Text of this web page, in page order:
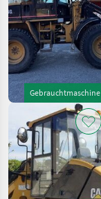
Gebrauchtmaschine